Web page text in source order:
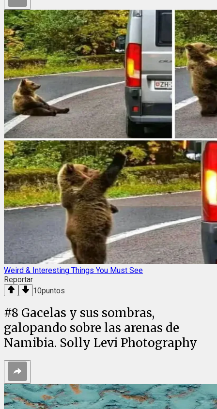
Weird & Interesting Things You Must See
Reportar
10puntos
#8 Gacelas y sus sombras,
galopando sobre las arenas de
Namibia. Solly Levi Photography